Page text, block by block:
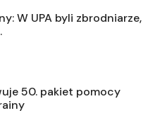
W UPA byli zbrodniarze,
50. pakiet pomocy